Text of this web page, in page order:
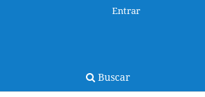
Buscar
Entrar